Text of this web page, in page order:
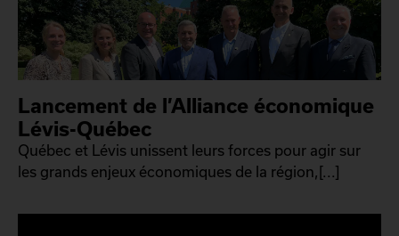
Lancement de l’Alliance économique
Lévis-Québec
Québec et Lévis unissent leurs forces pour agir sur
les grands enjeux économiques de la région,[...]